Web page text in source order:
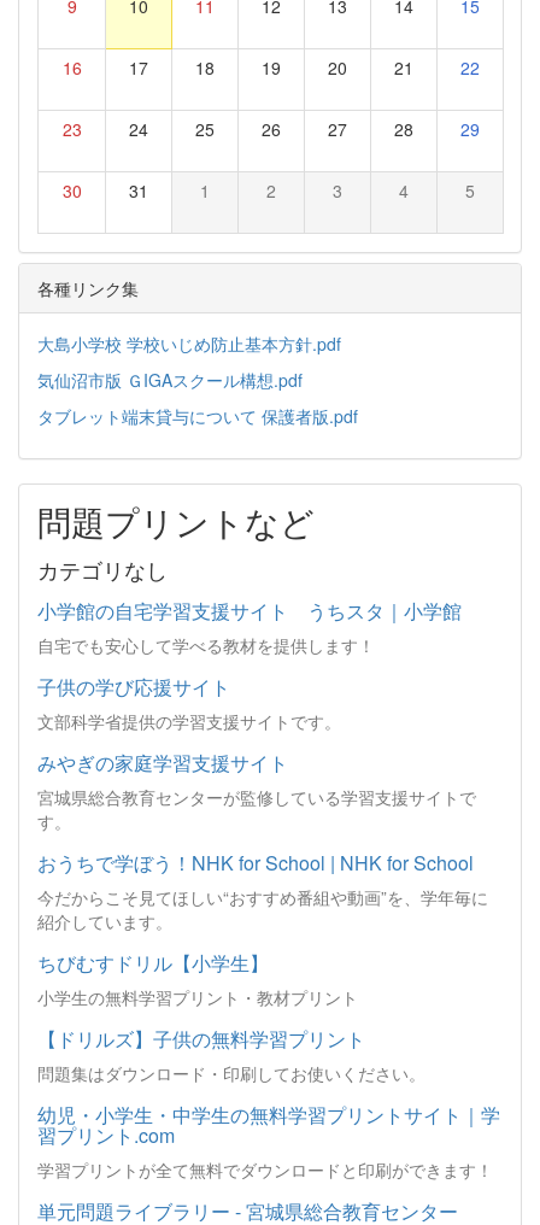
9 10 11 12 13 14 15
16 17 18 19 20 21 22
23 24 25 26 27 28 29
30 31 1 2 3 4 5
各種リンク集
大島小学校 学校いじめ防止基本方針.pdf
気仙沼市版 ＧIGAスクール構想.pdf
タブレット端末貸与について 保護者版.pdf
問題プリントなど
カテゴリなし
小学館の自宅学習支援サイト うちスタ｜小学館
自宅でも安心して学べる教材を提供します！
子供の学び応援サイト
文部科学省提供の学習支援サイトです。
みやぎの家庭学習支援サイト
宮城県総合教育センターが監修している学習支援サイトで
す。
おうちで学ぼう！NHK for School | NHK for School
今だからこそ見てほしい“おすすめ番組や動画”を、学年毎に
紹介しています。
ちびむすドリル【小学生】
小学生の無料学習プリント・教材プリント
【ドリルズ】子供の無料学習プリント
問題集はダウンロード・印刷してお使いください。
幼児・小学生・中学生の無料学習プリントサイト｜学
習プリント.com
学習プリントが全て無料でダウンロードと印刷ができます！
単元問題ライブラリー - 宮城県総合教育センター